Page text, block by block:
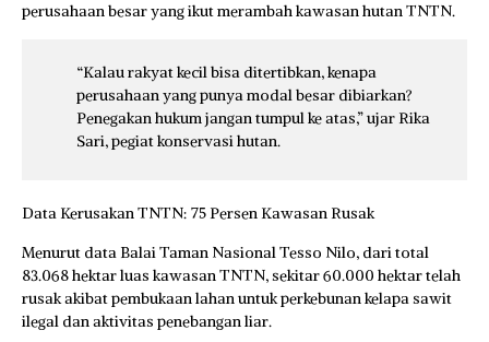
perusahaan besar yang ikut merambah kawasan hutan TNTN.
“Kalau rakyat kecil bisa ditertibkan, kenapa
perusahaan yang punya modal besar dibiarkan?
Penegakan hukum jangan tumpul ke atas,” ujar Rika
Sari, pegiat konservasi hutan.
Data Kerusakan TNTN: 75 Persen Kawasan Rusak
Menurut data Balai Taman Nasional Tesso Nilo, dari total
83.068 hektar luas kawasan TNTN, sekitar 60.000 hektar telah
rusak akibat pembukaan lahan untuk perkebunan kelapa sawit
ilegal dan aktivitas penebangan liar.